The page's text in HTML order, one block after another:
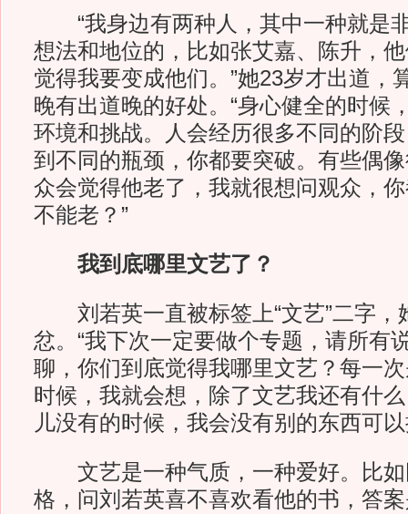
“我身边有两种人，其中一种就是
想法和地位的，比如张艾嘉、陈升，
觉得我要变成他们。”她23岁才出道，
晚有出道晚的好处。“身心健全的时候
环境和挑战。人会经历很多不同的阶
到不同的瓶颈，你都要突破。有些偶
众会觉得他老了，我就很想问观众，
不能老？”
我到底哪里文艺了？
刘若英一直被标签上“文艺”二字，
忿。“我下次一定要做个专题，请所有
聊，你们到底觉得我哪里文艺？每一
时候，我就会想，除了文艺我还有什
儿没有的时候，我会没有别的东西可
文艺是一种气质，一种爱好。比如
格，问刘若英喜不喜欢看他的书，